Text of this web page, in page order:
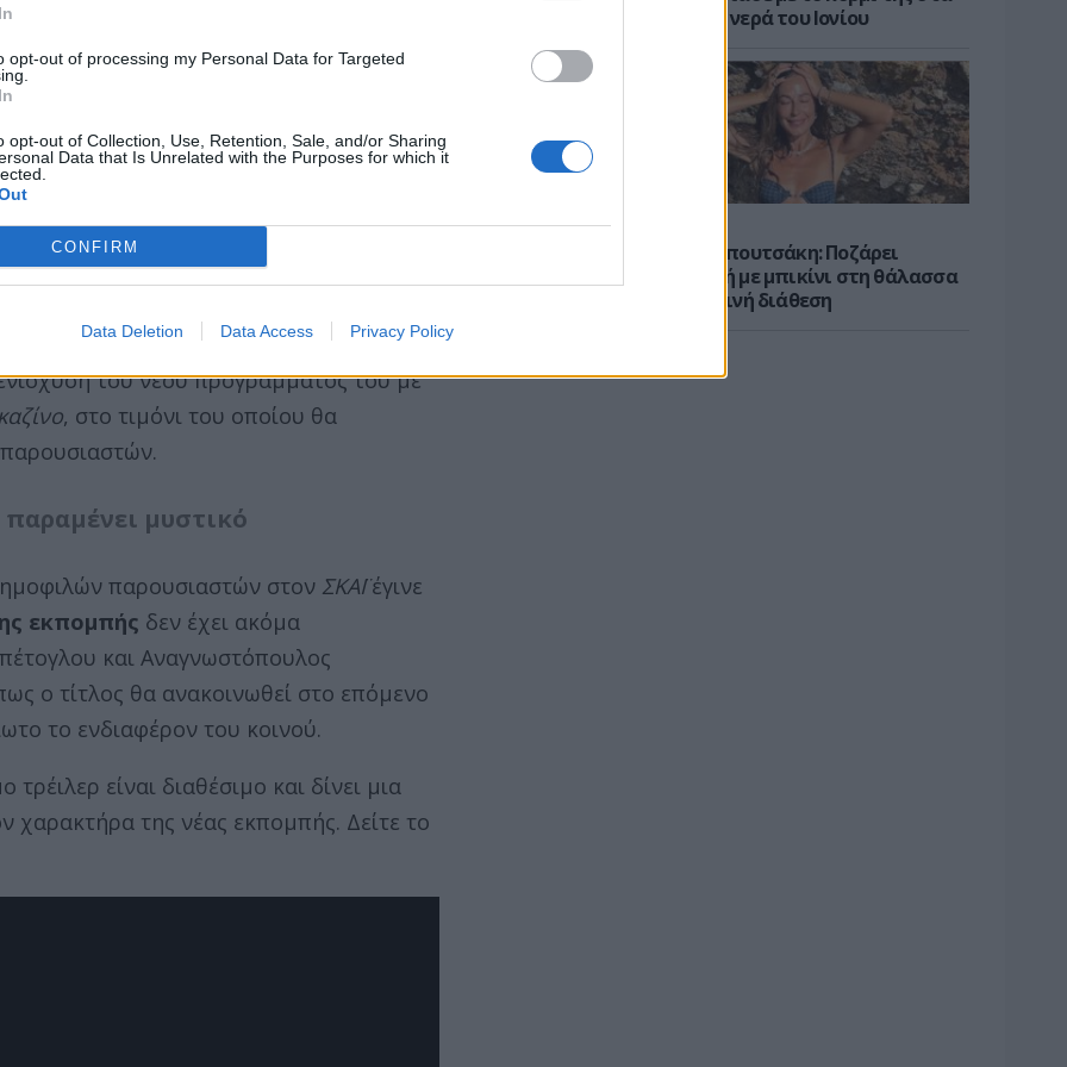
opt-out of processing my Personal Data for Targeted
opt-out of Collection, Use, Retention, Sale, and/or Sharing
Data that Is Unrelated with the Purposes for which it
CONFIRM
Data Deletion Data Access Privacy Policy
τουΣΚΑΪγια την επιστροφή τηςΝάνσυ
Αναγνωστόπουλου
να δώσει και την πρώτη γεύση από
επίσημη ανακοίνωση δημοσιεύτηκε το
προϊδεάζει για όσα θα δούμε από τη
του νέου προγράμματός του με
, στο τιμόνι του οποίου θα
μυστικό
παρουσιαστών στον ΣΚΑΪέγινε
εκπομπής δεν έχει ακόμα
και Αναγνωστόπουλος
ο τίτλος θα ανακοινωθεί στο επόμενο
το ενδιαφέρον του κοινού.
είναι διαθέσιμο και δίνει μια
χαρακτήρα της νέας εκπομπής. Δείτε το
καταγάλανα νερά του Ιονίου
Κατερίνα Παπουτσάκη: Ποζάρει
χαμογελαστή με μπικίνι στη θάλασσα
σε καλοκαιρινή διάθεση